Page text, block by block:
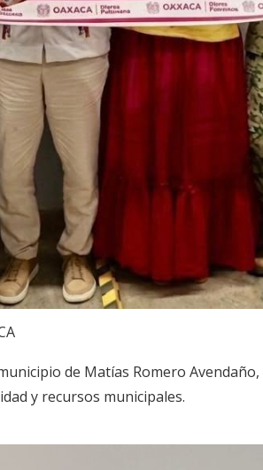
de Matías Romero
y recursos municipales.